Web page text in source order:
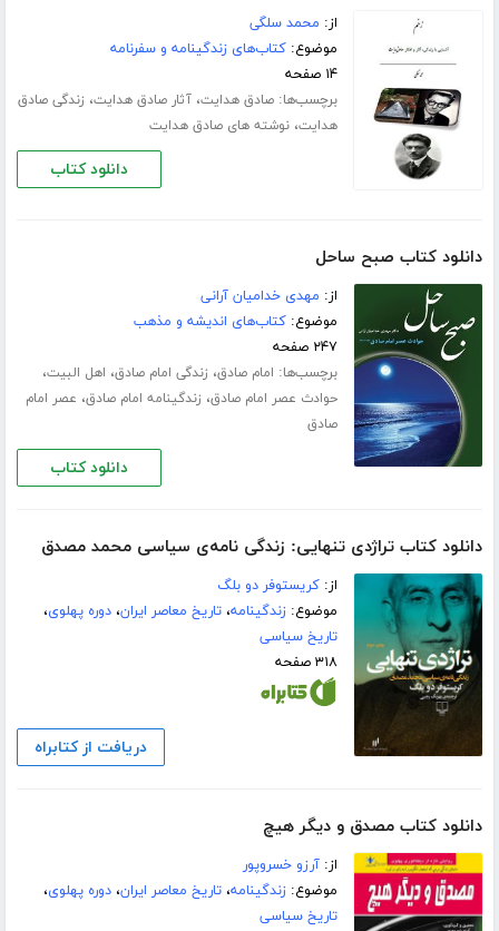
از: محمد سلگی
موضوع:کتاب‌های زندگینامه و سفرنامه
۱۴ صفحه
برچسب‌ها:صادق هدایت،آثار صادق هدایت، زندگی صادق
هدایت،نوشته های صادق هدایت
دانلود کتاب
دانلود کتاب صبح ساحل
از: مهدی خدامیان آرانی
موضوع:کتاب‌های اندیشه و مذهب
۲۴۷ صفحه
برچسب‌ها: امام صادق، زندگی امام صادق، اهل البیت،
حوادث عصر امام صادق، زندگینامه امام صادق، عصر امام
صادق
دانلود کتاب
دانلود کتاب تراژدی تنهایی: زندگی نامه‌ی سیاسی محمد مصدق
از:کریستوفر دو بلگ
موضوع:زندگینامه،تاریخ معاصر ایران،دوره پهلوی،
تاریخ سیاسی
۳۱۸ صفحه
دریافت از کتابراه
دانلود کتاب مصدق و دیگر هیچ
از:آرزو خسروپور
موضوع:زندگینامه،تاریخ معاصر ایران،دوره پهلوی،
تاریخ سیاسی